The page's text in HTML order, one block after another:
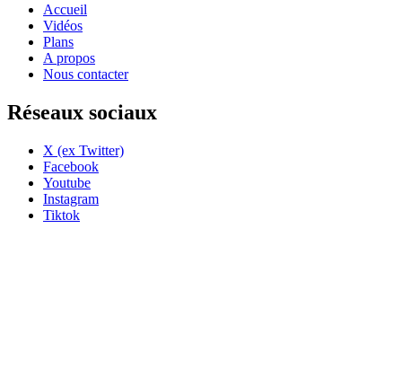
Accueil
Vidéos
Plans
A propos
Nous contacter
Réseaux sociaux
X (ex Twitter)
Facebook
Youtube
Instagram
Tiktok